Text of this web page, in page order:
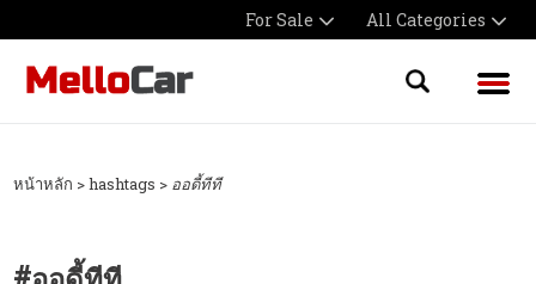
For Sale All Categories
หน้าหลัก > hashtags > ออดี้ทีที
#